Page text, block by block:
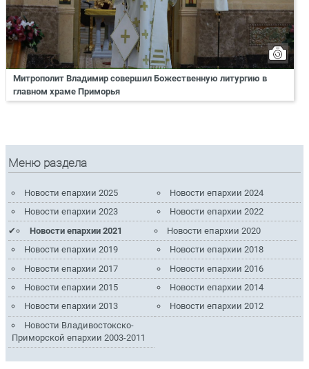
Митрополит Владимир совершил Божественную литургию в
главном храме Приморья
Меню раздела
Новости епархии 2025
Новости епархии 2024
Новости епархии 2023
Новости епархии 2022
Новости епархии 2021
Новости епархии 2020
Новости епархии 2019
Новости епархии 2018
Новости епархии 2017
Новости епархии 2016
Новости епархии 2015
Новости епархии 2014
Новости епархии 2013
Новости епархии 2012
Новости Владивостокско-
Приморской епархии 2003-2011